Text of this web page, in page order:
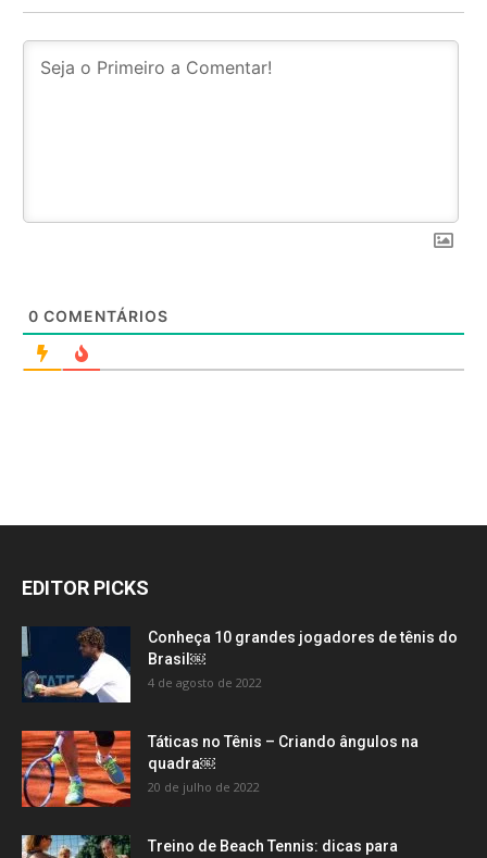
0 COMENTÁRIOS
EDITOR PICKS
Conheça 10 grandes jogadores de tênis do
Brasil￼
4 de agosto de 2022
Táticas no Tênis – Criando ângulos na
quadra￼
20 de julho de 2022
Treino de Beach Tennis: dicas para